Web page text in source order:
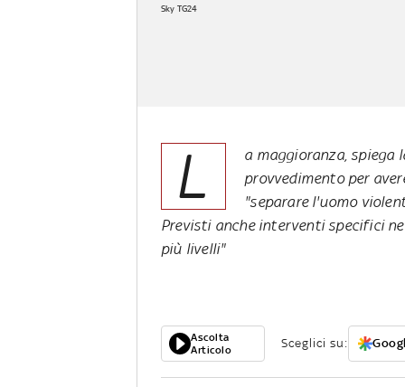
Sky TG24
L
a maggioranza, spiega
provvedimento per
"separare l'uomo
Previsti anche interventi specifici
più livelli"
Ascolta
Articolo
Sceglici su: